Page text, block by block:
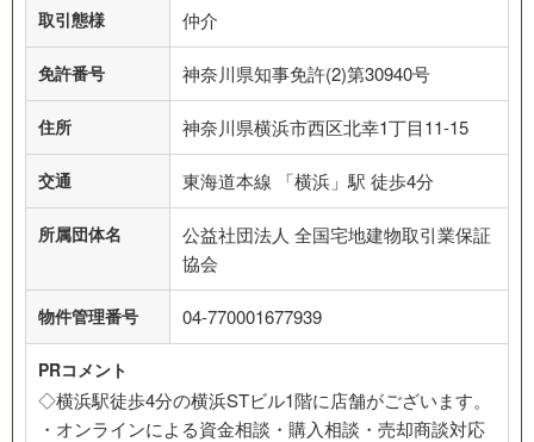
取引態様 仲介
免許番号 神奈川県知事免許(2)第30940号
住所 神奈川県横浜市西区北幸1丁目11-15
交通 東海道本線 「横浜」駅 徒歩4分
所属団体名
公益社団法人 全国宅地建物取引業保証
協会
物件管理番号 04-770001677939
PRコメント
◇横浜駅徒歩4分の横浜STビル1階に店舗がございます。
・オンラインによる資金相談・購入相談・売却商談対応